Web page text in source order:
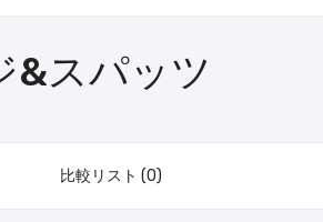
&スパッツ
比較リスト (0)